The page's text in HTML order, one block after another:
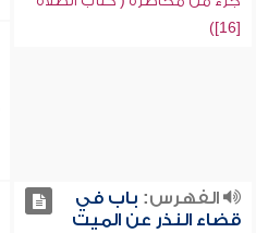
[16])
الفهرس: باب في
قضاء النذر عن الميت